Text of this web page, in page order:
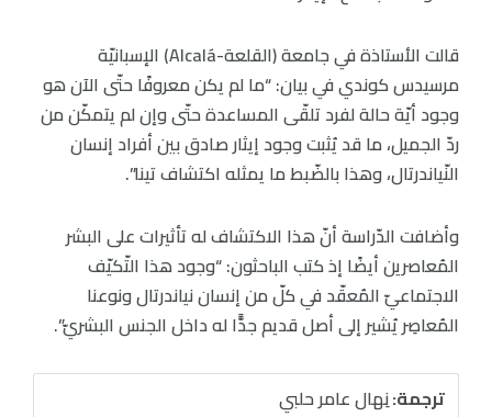
قالت الأستاذة في جامعة (القلعة-Alcalá) الإسبانيّة
مرسيدس كوندي في بيان: “ما لم يكن معروفًا حتّى الآن هو
وجود أيّة حالة لفرد تلقّى المساعدة حتّى وإن لم يتمكّن من
ردّ الجميل، ما قد يُثبت وجود إيثار صادق بين أفراد إنسان
النّياندرتال، وهذا بالضّبط ما يمثله اكتشاف تينا”.
وأضافت الدّراسة أنّ هذا الاكتشاف له تأثيرات على البشر
المُعاصرين أيضًا إذ كتب الباحثون: “وجود هذا التّكيّف
الاجتماعيّ المُعقّد في كلّ من إنسان نياندرتال ونوعنا
المُعاصِر يُشير إلى أصل قديم جدًّا له داخل الجنس البشريّ”.
ترجمة:نِهال عامر حلبي